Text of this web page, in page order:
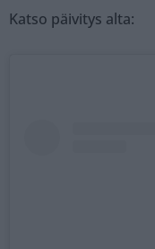
Katso päivitys alta: